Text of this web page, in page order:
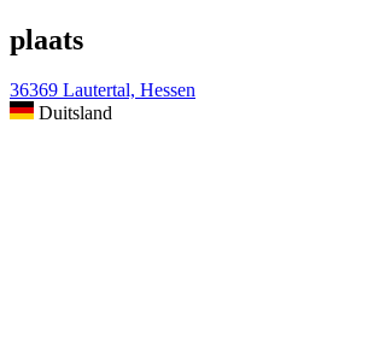
plaats
36369 Lautertal, Hessen
Duitsland